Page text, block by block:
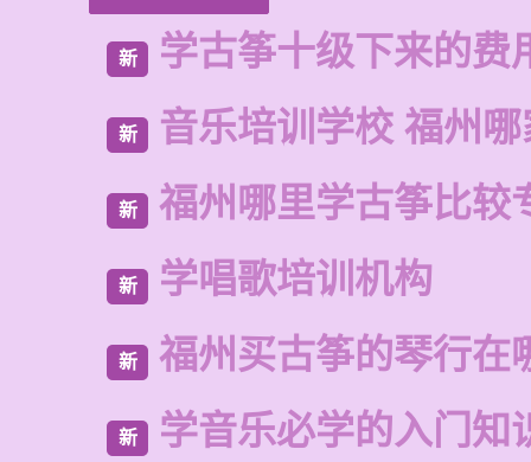
新 学古筝十级下来的费
新 音乐培训学校 福州
新 福州哪里学古筝比较
新 学唱歌培训机构
新 福州买古筝的琴行在
新 学音乐必学的入门知